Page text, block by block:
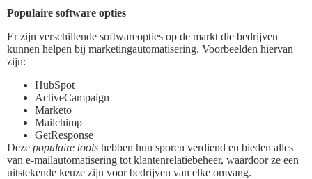
Populaire software opties
Er zijn verschillende softwareopties op de markt die bedrijven
kunnen helpen bij marketingautomatisering. Voorbeelden hiervan
zijn:
HubSpot
ActiveCampaign
Marketo
Mailchimp
GetResponse
Deze populaire tools hebben hun sporen verdiend en bieden alles
van e-mailautomatisering tot klantenrelatiebeheer, waardoor ze een
uitstekende keuze zijn voor bedrijven van elke omvang.